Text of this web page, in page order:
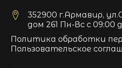
352900 г.Армавир,
дом 261 Пн-Вс с 09:00
Политика обработки
Пользовательское